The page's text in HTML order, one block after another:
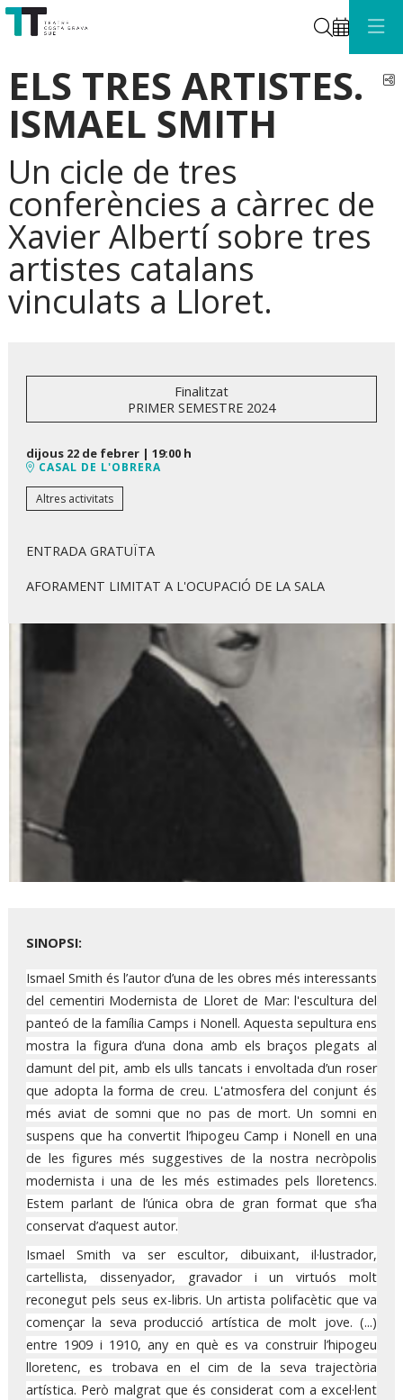
Cerca
ELS TRES ARTISTES.
ISMAEL SMITH
Un cicle de tres
conferències a càrrec de
Xavier Albertí sobre tres
artistes catalans
vinculats a Lloret.
Finalitzat
PRIMER SEMESTRE 2024
dijous 22 de febrer | 19:00 h
CASAL DE L'OBRERA
Altres activitats
ENTRADA GRATUÏTA
AFORAMENT LIMITAT A L'OCUPACIÓ DE LA SALA
SINOPSI:
Ismael Smith és l’autor d’una de les obres més interessants
del cementiri Modernista de Lloret de Mar: l'escultura del
panteó de la família Camps i Nonell. Aquesta sepultura ens
mostra la figura d’una dona amb els braços plegats al
damunt del pit, amb els ulls tancats i envoltada d’un roser
que adopta la forma de creu. L'atmosfera del conjunt és
més aviat de somni que no pas de mort. Un somni en
suspens que ha convertit l’hipogeu Camp i Nonell en una
de les figures més suggestives de la nostra necròpolis
modernista i una de les més estimades pels lloretencs.
Estem parlant de l’única obra de gran format que s’ha
conservat d’aquest autor.
Ismael Smith va ser escultor, dibuixant, il·lustrador,
cartellista, dissenyador, gravador i un virtuós molt
reconegut pels seus ex-libris. Un artista polifacètic que va
començar la seva producció artística de molt jove. (...)
entre 1909 i 1910, any en què es va construir l’hipogeu
lloretenc, es trobava en el cim de la seva trajectòria
artística. Però malgrat que és considerat com a excel·lent